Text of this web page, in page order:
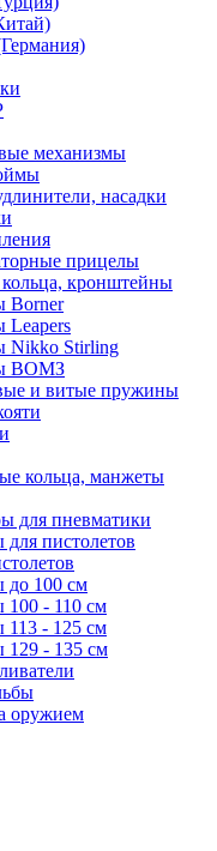
механизмы
насадки
прицелы
кронштейны
Borner
Leapers
Nikko Stirling
ВОМЗ
и витые пружины
кольца, манжеты
для пневматики
пистолетов
до 100 см
100 - 110 см
113 - 125 см
129 - 135 см
оружием